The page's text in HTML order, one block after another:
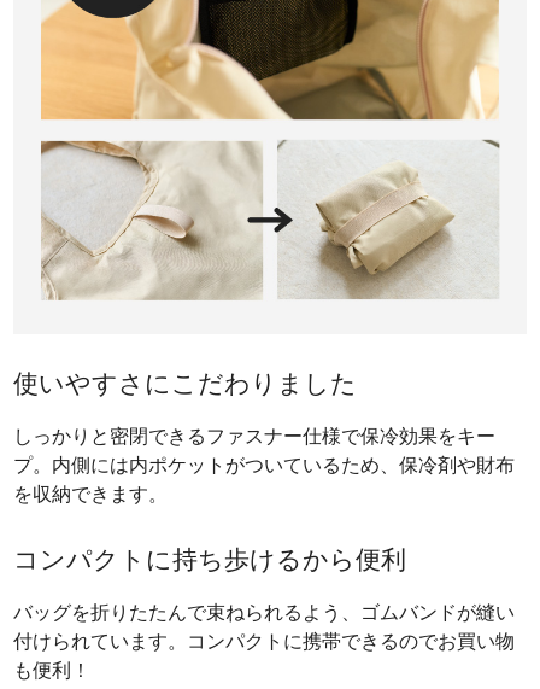
使いやすさにこだわりました
しっかりと密閉できるファスナー仕様で保冷効果をキー
プ。内側には内ポケットがついているため、保冷剤や財布
を収納できます。
コンパクトに持ち歩けるから便利
バッグを折りたたんで束ねられるよう、ゴムバンドが縫い
付けられています。コンパクトに携帯できるのでお買い物
も便利！